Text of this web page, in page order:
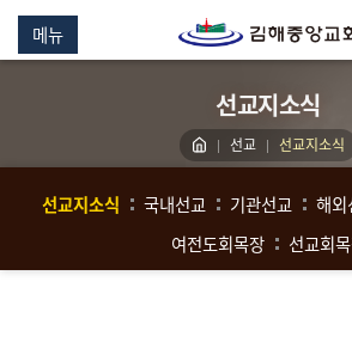
메뉴
선교지소식
선교 선교지소식
선교지소식 국내선교 기관선교 해외
여전도회목장
선교회